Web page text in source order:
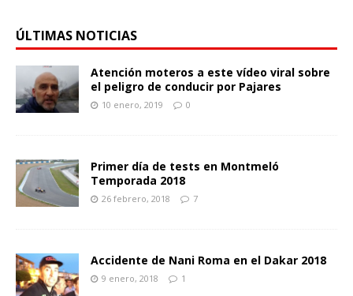
ÚLTIMAS NOTICIAS
Atención moteros a este vídeo viral sobre
el peligro de conducir por Pajares
10 enero, 2019 0
Primer día de tests en Montmeló
Temporada 2018
26 febrero, 2018 7
Accidente de Nani Roma en el Dakar 2018
9 enero, 2018 1